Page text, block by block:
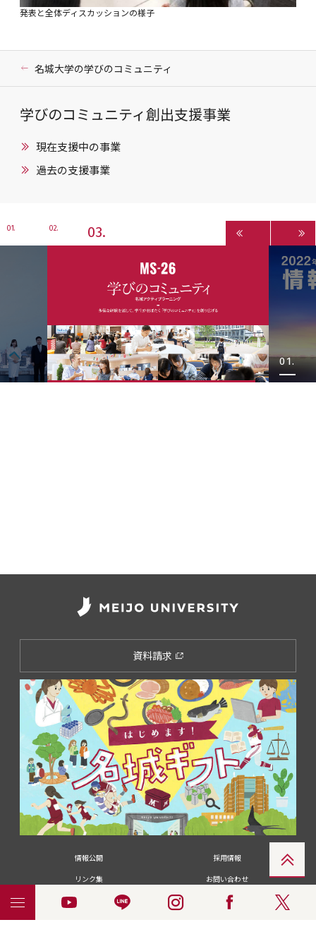
発表と全体ディスカッションの様子
名城大学の学びのコミュニティ
学びのコミュニティ創出支援事業
現在支援中の事業
過去の支援事業
1 2 3
資料請求
情報公開
採用情報
リンク集
お問い合わせ
メディアの皆さま
卒業生の皆さま